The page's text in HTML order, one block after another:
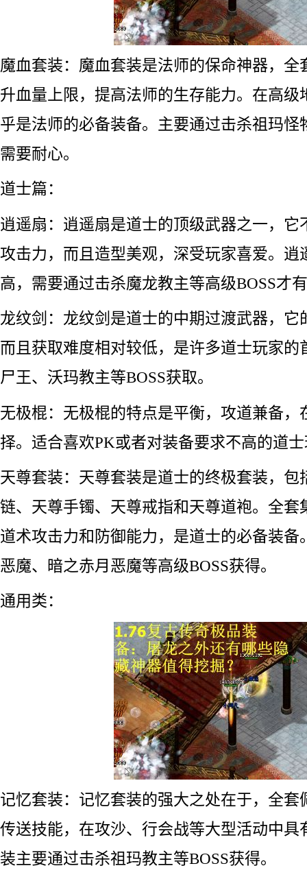
魔血套装：魔血套装是法师的保命神器，全
升血量上限，提高法师的生存能力。在高级
乎是法师的必备装备。主要通过击杀祖玛怪
需要耐心。
道士篇：
逍遥扇：逍遥扇是道士的顶级武器之一，它
攻击力，而且造型美观，深受玩家喜爱。逍
高，需要通过击杀魔龙教主等高级BOSS才
龙纹剑：龙纹剑是道士的中期过渡武器，它
而且获取难度相对较低，是许多道士玩家的
尸王、沃玛教主等BOSS获取。
无极棍：无极棍的特点是平衡，攻道兼备，
择。适合喜欢PK或者对装备要求不高的道
天尊套装：天尊套装是道士的终极套装，包
链、天尊手镯、天尊戒指和天尊道袍。全套
道术攻击力和防御能力，是道士的必备装备
恶魔、暗之赤月恶魔等高级BOSS获得。
通用类：
记忆套装：记忆套装的强大之处在于，全套
传送技能，在攻沙、行会战等大型活动中具
装主要通过击杀祖玛教主等BOSS获得。